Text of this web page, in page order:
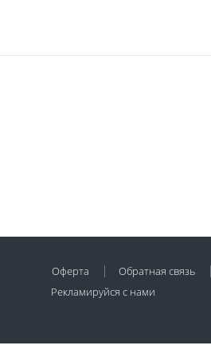
Оферта Обратная связь
Рекламируйся с нами